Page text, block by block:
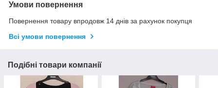
Умови повернення
Повернення товару впродовж 14 днів за рахунок покупця
Всі умови повернення
Подібні товари компанії